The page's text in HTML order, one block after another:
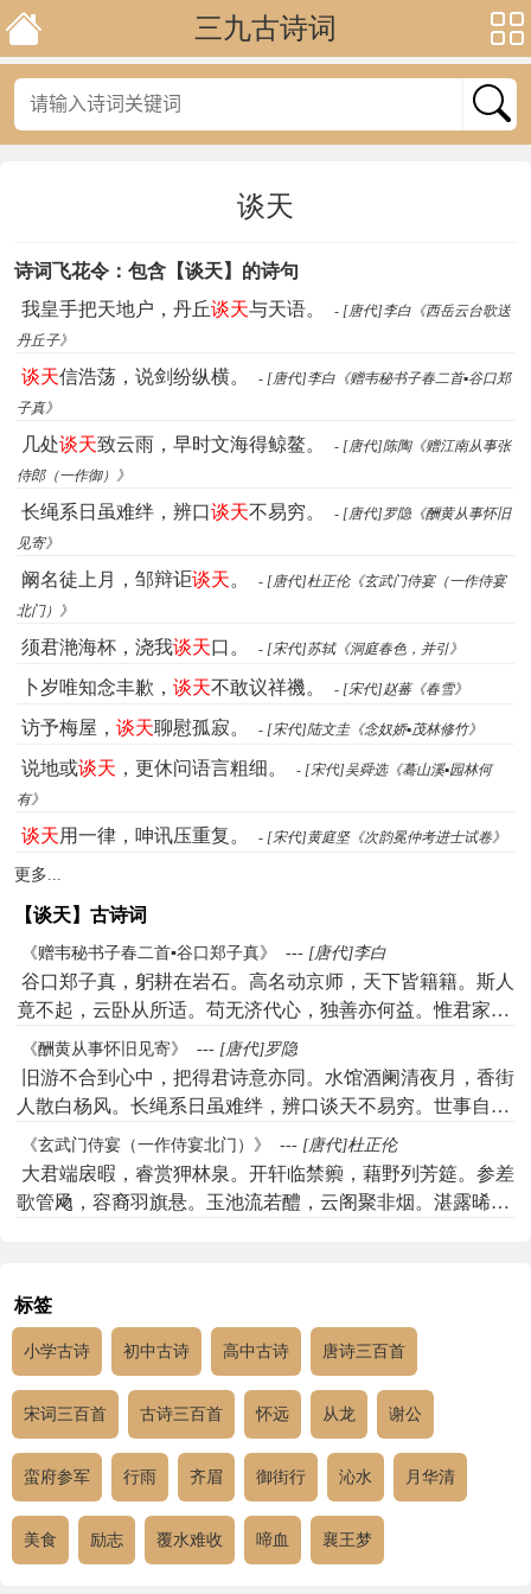
三九古诗词
谈天
诗词飞花令：包含【谈天】的诗句
我皇手把天地户，丹丘谈天与天语。
- [唐代]李白《西岳云台歌送
丹丘子》
谈天信浩荡，说剑纷纵横。
- [唐代]李白《赠韦秘书子春二首▪谷口郑
子真》
几处谈天致云雨，早时文海得鲸鳌。
- [唐代]陈陶《赠江南从事张
侍郎（一作御）》
长绳系日虽难绊，辨口谈天不易穷。
- [唐代]罗隐《酬黄从事怀旧
见寄》
阚名徒上月，邹辩讵谈天。
- [唐代]杜正伦《玄武门侍宴（一作侍宴
北门）》
须君滟海杯，浇我谈天口。 - [宋代]苏轼《洞庭春色，并引》
卜岁唯知念丰歉， 谈天不敢议祥禨。 - [宋代]赵蕃《春雪》
访予梅屋， 谈天聊慰孤寂。 - [宋代]陆文圭《念奴娇▪茂林修竹》
说地或谈天 ，更休问语言粗细。
- [宋代]吴舜选《蓦山溪▪园林何
有》
谈天用一律，呻讯压重复。 - [宋代]黄庭坚《次韵冕仲考进士试卷》
更多...
【谈天】古诗词
《赠韦秘书子春二首▪谷口郑子真》 --- [唐代]李白
谷口郑子真，躬耕在岩石。高名动京师，天下皆籍籍。斯人
竟不起，云卧从所适。苟无济代心，独善亦何益。惟君家世
者，偃息逢休明。谈天信浩荡，说剑纷纵横。谢公不徒然，
起来为苍生。秘书何寂寂，无乃羁豪英。且复归碧山，安能
恋金阙。旧宅樵渔地，蓬蒿已应没。却顾女几峰，胡颜见云
《酬黄从事怀旧见寄》 --- [唐代]罗隐
旧游不合到心中，把得君诗意亦同。水馆酒阑清夜月，香街
人散白杨风。长绳系日虽难绊，辨口谈天不易穷。世事自随
蓬转在，思量何处是飞蓬。
《玄武门侍宴（一作侍宴北门）》 --- [唐代]杜正伦
大君端扆暇，睿赏狎林泉。开轩临禁籞，藉野列芳筵。参差
歌管飏，容裔羽旗悬。玉池流若醴，云阁聚非烟。湛露晞尧
标签
小学古诗 初中古诗 高中古诗 唐诗三百首
宋词三百首 古诗三百首 怀远 从龙 谢公
蛮府参军 行雨 齐眉 御街行 沁水 月华清
美食 励志 覆水难收 啼血 襄王梦